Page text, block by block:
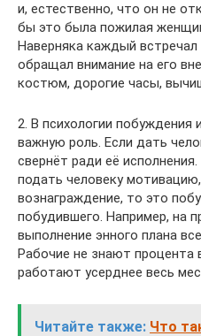
и, естественно, что он не
бы это была пожилая
Наверняка каждый встречал
обращал внимание на его
костюм, дорогие часы,
2. В психологии
важную роль. Если дать
свернёт ради её
подать человеку
вознаграждение, то это
побудившего. Например, на
выполнение энного плана
Рабочие не знают процента
работают усерднее весь
Читайте также: Что